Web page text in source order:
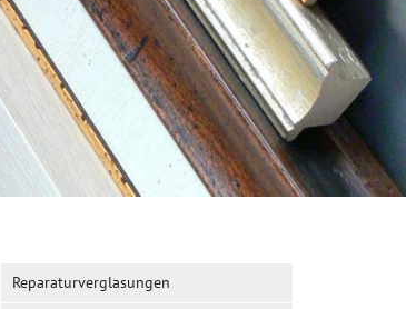
Reparaturverglasungen